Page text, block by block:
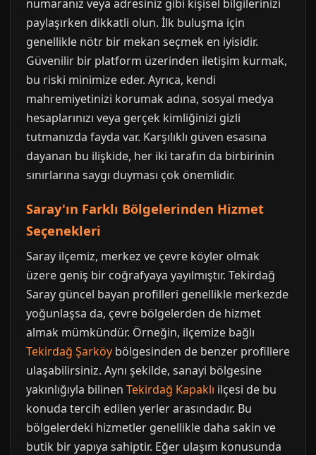
numaranız veya adresiniz gibi kişisel bilgilerinizi
paylaşırken dikkatli olun. İlk buluşma için
genellikle nötr bir mekan seçmek en iyisidir.
Güvenilir bir platform üzerinden iletişim kurmak,
bu riski minimize eder. Ayrıca, kendi
mahremiyetinizi korumak adına, sosyal medya
hesaplarınızı veya gerçek kimliğinizi gizli
tutmanızda fayda var. Karşılıklı güven esasına
dayanan bu ilişkide, her iki tarafın da birbirinin
sınırlarına saygı duyması çok önemlidir.
Saray'ın Farklı Bölgelerinden Hizmet
Seçenekleri
Saray ilçemiz, merkez ve çevre köyler olmak
üzere geniş bir coğrafyaya yayılmıştır. Tekirdağ
Saray güncel bayan profilleri genellikle merkezde
yoğunlaşsa da, çevre bölgelerden de hizmet
almak mümkündür. Örneğin, ilçemize bağlı
Tekirdağ Şarköy bölgesinden de benzer profillere
ulaşabilirsiniz. Aynı şekilde, sanayi bölgesine
yakınlığıyla bilinen Tekirdağ Kapaklı ilçesi de bu
konuda tercih edilen yerler arasındadır. Bu
bölgelerdeki hizmetler genellikle daha sakin ve
butik bir yapıya sahiptir. Eğer ulaşım konusunda